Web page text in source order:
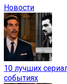
Новости
10 лучших
событиях